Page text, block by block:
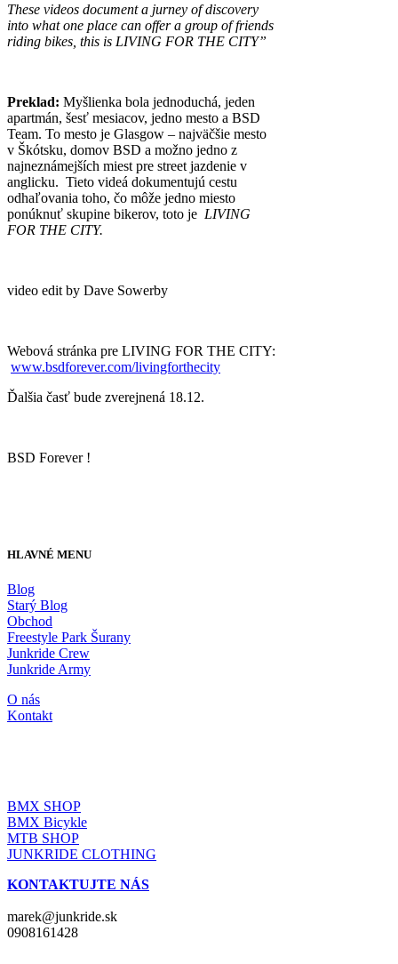
These videos document a jurney of discovery
into what one place can offer a group of friends
riding bikes, this is LIVING FOR THE CITY”
Preklad: Myšlienka bola jednoduchá, jeden
apartmán, šesť mesiacov, jedno mesto a BSD
Team. To mesto je Glasgow – najväčšie mesto
v Škótsku, domov BSD a možno jedno z
najneznámejších miest pre street jazdenie v
anglicku. Tieto videá dokumentujú cestu
odhaľovania toho, čo môže jedno miesto
ponúknuť skupine bikerov, toto je LIVING
FOR THE CITY.
video edit by Dave Sowerby
Webová stránka pre LIVING FOR THE CITY:
www.bsdforever.com/livingforthecity
Ďalšia časť bude zverejnená 18.12.
BSD Forever !
HLAVNÉ MENU
Blog
Starý Blog
Obchod
Freestyle Park Šurany
Junkride Crew
Junkride Army
O nás
Kontakt
BMX SHOP
BMX Bicykle
MTB SHOP
JUNKRIDE CLOTHING
KONTAKTUJTE NÁS
marek@junkride.sk
0908161428